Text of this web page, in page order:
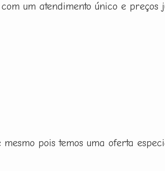
um atendimento único e preços
pois temos uma oferta